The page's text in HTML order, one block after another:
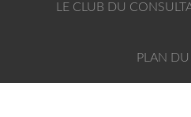
LE CLUB DU
PLAN DU